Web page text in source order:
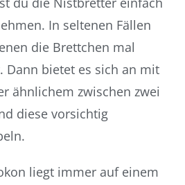
In seltenen Fällen
die Brettchen mal
Dann bietet es sich an mit
ähnlichem zwischen zwei
diese vorsichtig
liegt immer auf einem